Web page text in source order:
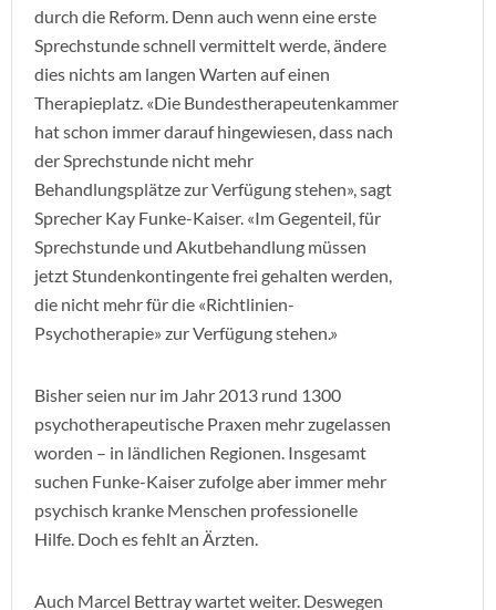
durch die Reform. Denn auch wenn eine erste
Sprechstunde schnell vermittelt werde, ändere
dies nichts am langen Warten auf einen
Therapieplatz. «Die Bundestherapeutenkammer
hat schon immer darauf hingewiesen, dass nach
der Sprechstunde nicht mehr
Behandlungsplätze zur Verfügung stehen», sagt
Sprecher Kay Funke-Kaiser. «Im Gegenteil, für
Sprechstunde und Akutbehandlung müssen
jetzt Stundenkontingente frei gehalten werden,
die nicht mehr für die «Richtlinien-
Psychotherapie» zur Verfügung stehen.»
Bisher seien nur im Jahr 2013 rund 1300
psychotherapeutische Praxen mehr zugelassen
worden – in ländlichen Regionen. Insgesamt
suchen Funke-Kaiser zufolge aber immer mehr
psychisch kranke Menschen professionelle
Hilfe. Doch es fehlt an Ärzten.
Auch Marcel Bettray wartet weiter. Deswegen